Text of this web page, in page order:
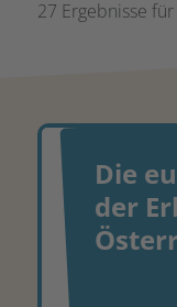
27 Ergebnisse
Die
der